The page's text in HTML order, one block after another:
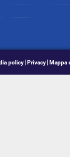
policy Privacy Mappa